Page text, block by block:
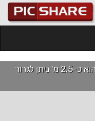
להמחשה בלבד - גודל הקיר בתמונה הוא כ-2.5 מ' ניתן לגרור